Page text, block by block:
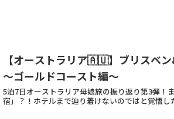
【オーストラリア🇦🇺】ブリスベ
〜ゴールドコースト編〜
5泊7日オーストラリア母娘旅の振り返り第3弾！
宿」？！ホテルまで辿り着けないのではと覚悟し